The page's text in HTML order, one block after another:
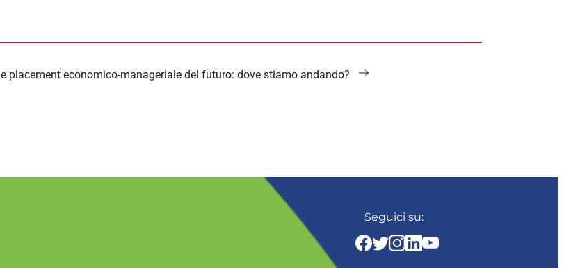
placement economico-manageriale del futuro: dove stiamo andando?
Seguici su: